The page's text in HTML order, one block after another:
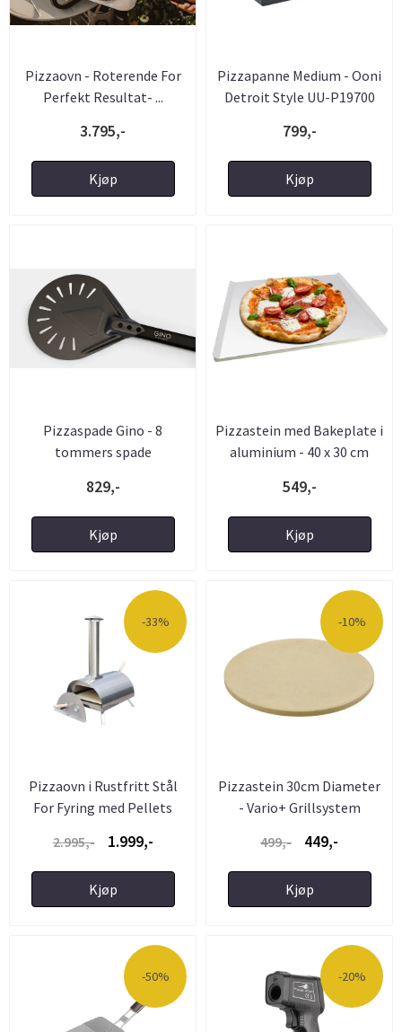
Pizzaovn - Roterende For
Perfekt Resultat- ...
3.795,-
Kjøp
Pizzapanne Medium - Ooni
Detroit Style UU-P19700
799,-
Kjøp
Pizzaspade Gino - 8
tommers spade
829,-
Kjøp
Pizzastein med Bakeplate i
aluminium - 40 x 30 cm
549,-
Kjøp
-33%
Pizzaovn i Rustfritt Stål
For Fyring med Pellets
2.995,-
1.999,-
Kjøp
-10%
Pizzastein 30cm Diameter
- Vario+ Grillsystem
499,-
449,-
Kjøp
-50% -20%